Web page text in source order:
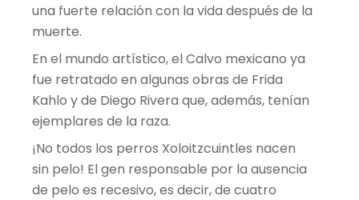
una fuerte relación con la vida después de la
muerte.
En el mundo artístico, el Calvo mexicano ya
fue retratado en algunas obras de Frida
Kahlo y de Diego Rivera que, además, tenían
ejemplares de la raza.
¡No todos los perros Xoloitzcuintles nacen
sin pelo! El gen responsable por la ausencia
de pelo es recesivo, es decir, de cuatro